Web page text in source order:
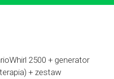
2500 + generator
+ zestaw